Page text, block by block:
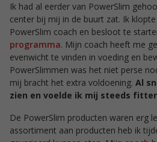
Ik had al eerder van PowerSlim
center bij mij in de buurt zat. Ik
PowerSlim coach en besloot te
programma. Mijn coach heeft me
evenwicht te vinden in voeding en
PowerSlimmen was het niet perse
mij bracht het extra voldoening. Al
zien en voelde ik mij steeds fitter
De PowerSlim producten waren erg
assortiment aan producten heb ik